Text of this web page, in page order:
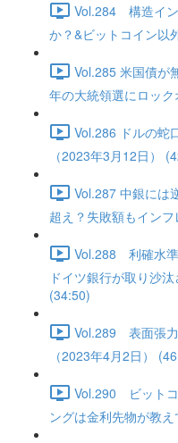
Vol.284 構造イ
か？&ビットコイン以
Vol.285 米国債が
年の大統領選にロッ
Vol.286 ドルの蛇
（2023年3月12日）
Vol.287 中銀には
超え？失敗額もイン
Vol.288 利確水準
ドイツ銀行が取り沙
(34:50)
Vol.289 表面張
（2023年4月2日）
Vol.290 ビットコ
ングは金利先物が教